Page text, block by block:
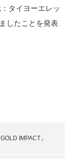
タイヨーエレッ
したことを発表
IMPACT」